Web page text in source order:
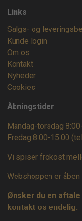
Links
Salgs- og
Kunde login
Om os
Kontakt
Nyheder
Cookies
Åbningstider
Mandag-torsdag
Fredag 8:00-15:00
Vi spiser frokost
Webshoppen er åben
Ønsker du en
kontakt os endelig.